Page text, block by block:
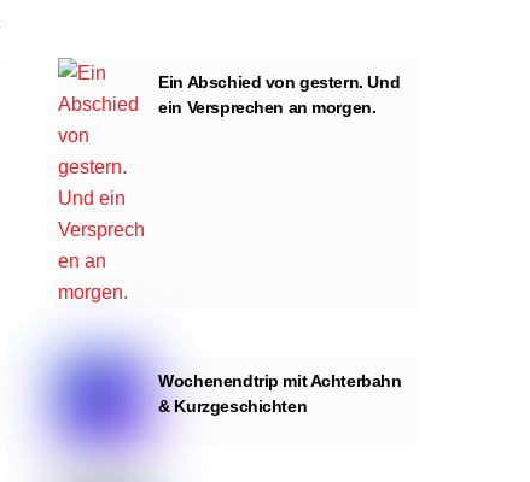
Ein Abschied von gestern. Und
ein Versprechen an morgen.
Wochenendtrip mit Achterbahn
& Kurzgeschichten